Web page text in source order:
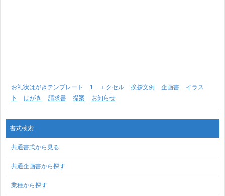
お礼状はがきテンプレート 1 エクセル 挨拶文例 企画書
イラス
ト
はがき 請求書 提案 お知らせ
書式検索
共通書式から見る
共通企画書から探す
業種から探す